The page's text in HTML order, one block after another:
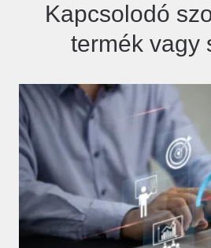
Kapcsolodó
termék vagy